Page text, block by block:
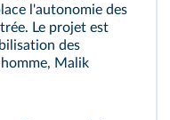
l'autonomie des
Le projet est
des
Malik